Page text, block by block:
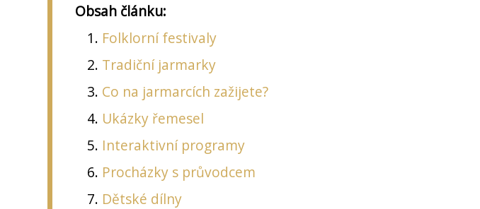
Obsah článku:
Folklorní festivaly
Tradiční jarmarky
Co na jarmarcích zažijete?
Ukázky řemesel
Interaktivní programy
Procházky s průvodcem
Dětské dílny